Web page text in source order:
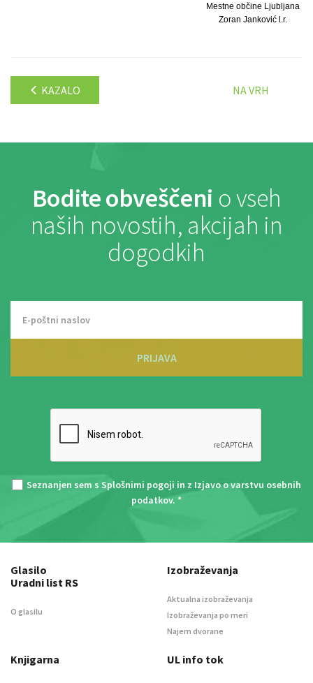
Mestne občine Ljubljana
Zoran Janković l.r.
KAZALO NA VRH
Bodite obveščeni o vseh
naših novostih, akcijah in
dogodkih
PRIJAVA
Seznanjen sem s Splošnimi pogoji in z Izjavo o varstvu osebnih
podatkov. *
Glasilo
Uradni list RS
O glasilu
Izobraževanja
Aktualna izobraževanja
Izobraževanja po meri
Najem dvorane
Knjigarna UL info tok